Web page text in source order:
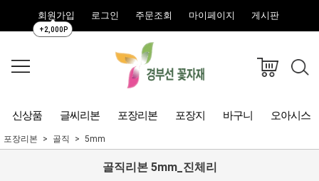
회원가입
+2,000P
로그인 주문조회 마이페이지 게시판
신상품 글씨리본 포장리본 포장지 바구니 오아시스
포장리본 골직 5mm
골직리본 5mm_진체리